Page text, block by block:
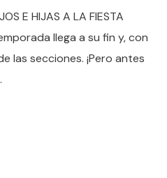
E HIJAS A LA FIESTA
llega a su fin y, con
las secciones. ¡Pero antes